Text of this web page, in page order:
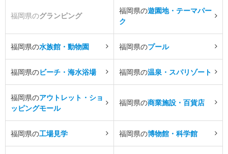
福岡県のグランピング
福岡県の遊園地・テーマパー
ク
福岡県の水族館・動物園 福岡県のプール
福岡県のビーチ・海水浴場 福岡県の温泉・スパリゾート
福岡県のアウトレット・ショ
ッピングモール
福岡県の商業施設・百貨店
福岡県の工場見学 福岡県の博物館・科学館